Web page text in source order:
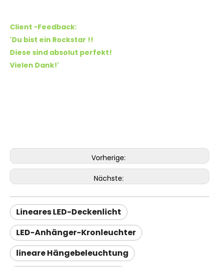
Client -Feedback:
'Du bist ein Rockstar !!
Diese sind absolut perfekt!
Vielen Dank!'
Vorherige:
Nächste:
Lineares LED-Deckenlicht
LED-Anhänger-Kronleuchter
lineare Hängebeleuchtung